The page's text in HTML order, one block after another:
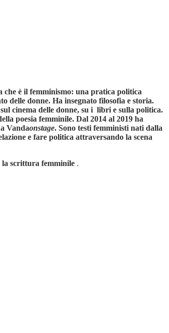
è il femminismo: una pratica politica
delle donne. Ha insegnato filosofia e storia.
cinema delle donne, su i libri e sulla politica.
poesia femminile. Dal 2014 al 2019 ha
Vandaonstage. Sono testi femministi nati dalla
e fare politica attraversando la scena
la scrittura femminile .